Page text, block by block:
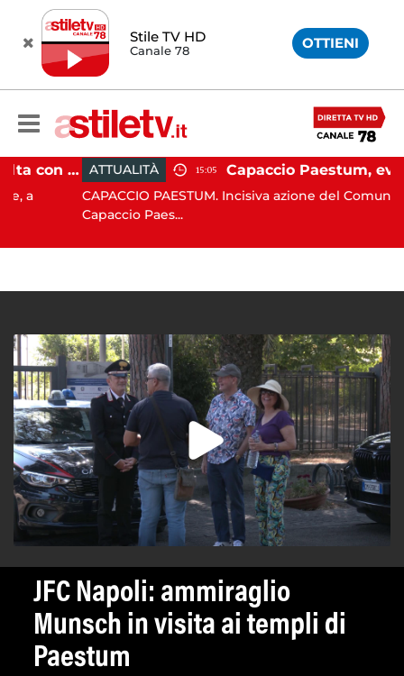
Stile TV HD
Canale 78 OTTIENI
Pontecagnano, si ribalta con l'auto alla rotatoria: giovane ferito ATTUALITÀ 15:05
CAPACCIO PAESTUM. Incisiva azione del Comune di
Capaccio Paes...
JFC Napoli: ammiraglio
Munsch in visita ai templi di
Paestum